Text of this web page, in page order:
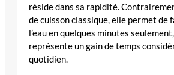
réside dans sa rapidité.
de cuisson classique, elle permet de
l’eau en quelques minutes
représente un gain de temps
quotidien.